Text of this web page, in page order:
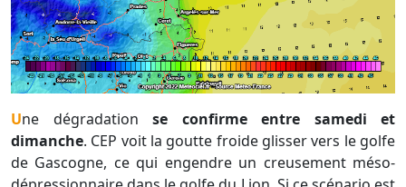
Une dégradation se confirme entre samedi et
dimanche. CEP voit la goutte froide glisser vers le golfe
de Gascogne, ce qui engendre un creusement méso-